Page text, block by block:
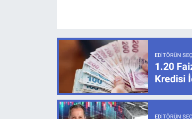
EDITÖRÜN
1.20
Kredisi
EDITÖRÜN